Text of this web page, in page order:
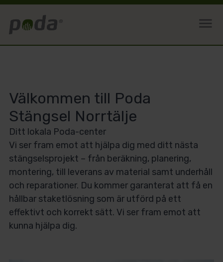
menu
Välkommen till Poda
Stängsel Norrtälje
Ditt lokala Poda-center
Vi ser fram emot att hjälpa dig med ditt nästa
stängselsprojekt – från beräkning, planering,
montering, till leverans av material samt underhåll
och reparationer. Du kommer garanterat att få en
hållbar staketlösning som är utförd på ett
effektivt och korrekt sätt. Vi ser fram emot att
kunna hjälpa dig.